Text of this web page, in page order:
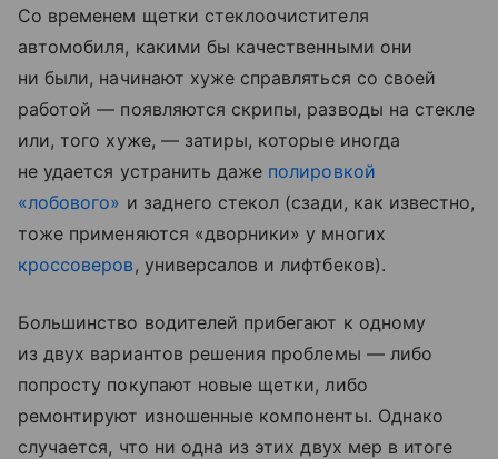
Со временем щетки стеклоочистителя
автомобиля, какими бы качественными они
ни были, начинают хуже справляться со своей
работой — появляются скрипы, разводы на стекле
или, того хуже, — затиры, которые иногда
не удается устранить даже полировкой
«лобового» и заднего стекол (сзади, как известно,
тоже применяются «дворники» у многих
кроссоверов, универсалов и лифтбеков).
Большинство водителей прибегают к одному
из двух вариантов решения проблемы — либо
попросту покупают новые щетки, либо
ремонтируют изношенные компоненты. Однако
случается, что ни одна из этих двух мер в итоге